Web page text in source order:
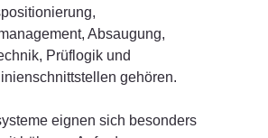
Absaugung,
Prüflogik und
gehören.
eignen sich besonders